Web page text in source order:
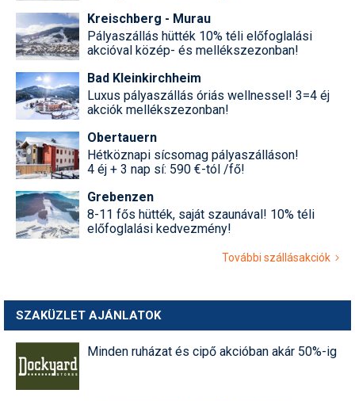
Kreischberg - Murau
Pályaszállás hütték 10% téli előfoglalási
akcióval közép- és mellékszezonban!
Bad Kleinkirchheim
Luxus pályaszállás óriás wellnessel! 3=4 éj
akciók mellékszezonban!
Obertauern
Hétköznapi sícsomag pályaszálláson!
4 éj + 3 nap sí: 590 €-tól /fő!
Grebenzen
8-11 fős hütték, saját szaunával! 10% téli
előfoglalási kedvezmény!
További szállásakciók
SZAKÜZLET AJÁNLATOK
Minden ruházat és cipő akcióban akár 50%-ig